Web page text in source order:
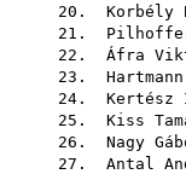
20. Korbély
21.
22. Áfra
23.
24. Kertész
25. Kiss
26. Nagy
27. Antal